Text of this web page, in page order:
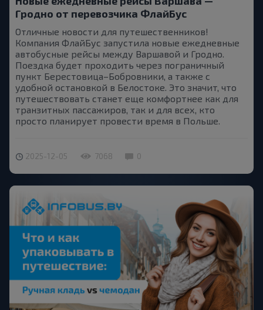
Гродно от перевозчика ФлайБус
Отличные новости для путешественников!
Компания ФлайБус запустила новые ежедневные
автобусные рейсы между Варшавой и Гродно.
Поездка будет проходить через пограничный
пункт Берестовица–Бобровники, а также с
удобной остановкой в Белостоке. Это значит, что
путешествовать станет еще комфортнее как для
транзитных пассажиров, так и для всех, кто
просто планирует провести время в Польше.
2025-12-05 7068 0